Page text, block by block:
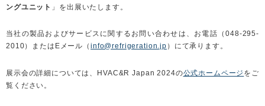
ングユニット 」を出展いたします。
当社の製品およびサービスに関するお問い合わせは、お電話（048-295-
2010）またはEメール（info@refrigeration.jp ）にて承ります。
展示会の詳細については、HVAC&R Japan 2024の公式ホームページ をご
覧ください。